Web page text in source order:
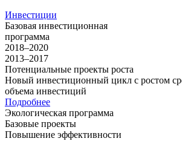
Инвестиции
Базовая инвестиционная
программа
2018–2020
2013–2017
Потенциальные проекты роста
Новый инвестиционный цикл с ростом
объема инвестиций
Подробнее
Экологическая программа
Базовые проекты
Повышение эффективности